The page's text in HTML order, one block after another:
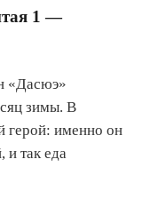
1 —
«Дасюэ»
зимы. В
герой: именно он
и так еда